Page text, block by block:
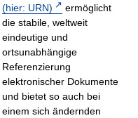
(hier: URN)
ermöglicht
die stabile, weltweit
eindeutige und
ortsunabhängige
Referenzierung
elektronischer Dokumente
und bietet so auch bei
einem sich ändernden